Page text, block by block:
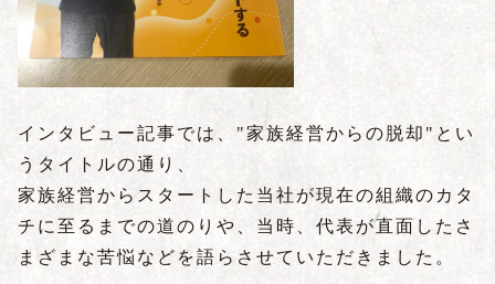
インタビュー記事では、"家族経営からの脱却"とい
うタイトルの通り、
家族経営からスタートした当社が現在の組織のカタ
チに至るまでの道のりや、当時、代表が直面したさ
まざまな苦悩などを語らさせていただきました。